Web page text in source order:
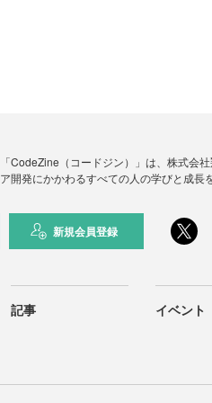
「CodeZine（コードジン）」は、株式会
ア開発にかかわるすべての人の学びと成長
新規会員登録
記事 イベント